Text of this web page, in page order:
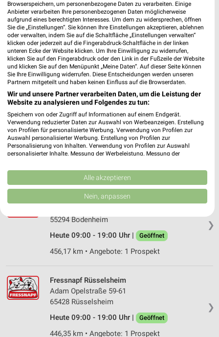
446,04 km • Angebote: 1 Prospekt
Fressnapf Bingen
Saarlandstraße 62-66
55411 Bingen
Heute 09:00 - 19:00 Uhr | Geöffnet
477,64 km • Angebote: 1 Prospekt
Fressnapf Bischofsheim
Neben dem Mühlenweg 12
65474 Bischofsheim
Heute 09:00 - 20:00 Uhr | Geöffnet
449,55 km • Angebote: 1 Prospekt
❯
Fressnapf Bodenheim
55294 Bodenheim
Heute 09:00 - 19:00 Uhr |
Geöffnet
456,17 km • Angebote: 1 Prospekt
❯
Fressnapf Rüsselsheim
Adam Opelstraße 59-61
65428 Rüsselsheim
Heute 09:00 - 19:00 Uhr |
Geöffnet
446,35 km • Angebote: 1 Prospekt
Browserspeichern, um personenbezogene Daten zu verarbeiten. Einige
Anbieter verarbeiten Ihre personenbezogenen Daten möglicherweise
aufgrund eines berechtigten Interesses. Um dem zu widersprechen, öffnen
Sie die „Einstellungen“. Sie können Ihre Einstellungen akzeptieren, ablehnen
oder verwalten, indem Sie auf die Schaltfläche „Einstellungen verwalten“
klicken oder jederzeit auf die Fingerabdruck-Schaltfläche in der linken
unteren Ecke der Website klicken. Um Ihre Einwilligung zu widerrufen,
klicken Sie auf den Fingerabdruck oder den Link in der Fußzeile der Website
und klicken Sie auf den Menüpunkt „Meine Daten“. Auf dieser Seite können
Sie Ihre Einwilligung widerrufen. Diese Entscheidungen werden unseren
Partnern mitgeteilt und haben keinen Einfluss auf die Browserdaten.
Wir und unsere Partner verarbeiten Daten, um die Leistung der
Website zu analysieren und Folgendes zu tun:
Speichern von oder Zugriff auf Informationen auf einem Endgerät.
Verwendung reduzierter Daten zur Auswahl von Werbeanzeigen. Erstellung
von Profilen für personalisierte Werbung. Verwendung von Profilen zur
Auswahl personalisierter Werbung. Erstellung von Profilen zur
Personalisierung von Inhalten. Verwendung von Profilen zur Auswahl
personalisierter Inhalte. Messung der Werbeleistung. Messung der
Kombinationen von Daten aus verschiedenen Quellen. Entwicklung und
Verbesserung der Angebote. Verwendung reduzierter Daten zur Auswahl
von Inhalten.
Daten können außerhalb der Europäischen Union weitergegeben und in die
USA gesendet werden.
Website/App.
Partnerliste anzeigen (1 IAB-Anbieter)
IAB-Verarbeitungszwecke:
auf einem Endgerät
Verwendung reduzierter Daten zur Auswahl von
Alle akzeptieren
Nein, anpassen